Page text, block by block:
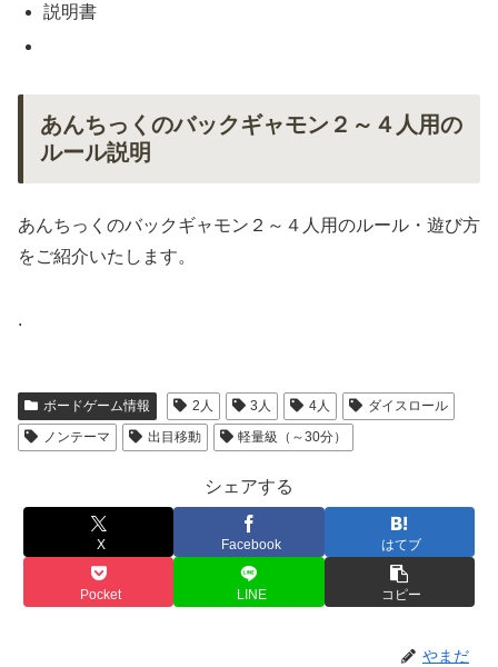
説明書
あんちっくのバックギャモン２～４人用の
ルール説明
あんちっくのバックギャモン２～４人用のルール・遊び方
をご紹介いたします。
.
ボードゲーム情報 2人 3人 4人
ダイスロール
ノンテーマ
出目移動 軽量級（～30分）
シェアする
X Facebook はてブ
Pocket LINE コピー
やまだ